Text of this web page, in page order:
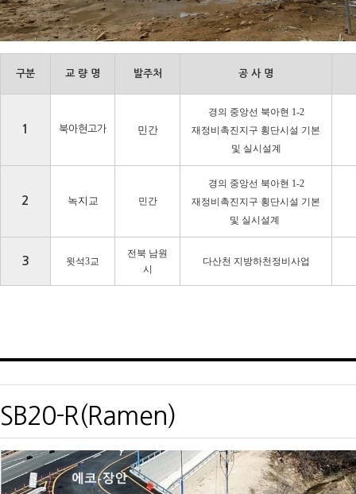
구분 교 량 명 발주처 공 사 명
1 북아현고가 민간
경의 중앙선 북아현 1-2
재정비촉진지구 횡단시설 기본
및 실시설계
2 녹지교 민간
경의 중앙선 북아현 1-2
재정비촉진지구 횡단시설 기본
및 실시설계
3 윗석3교
전북 남원
시
다산천 지방하천정비사업
SB20-R(Ramen)